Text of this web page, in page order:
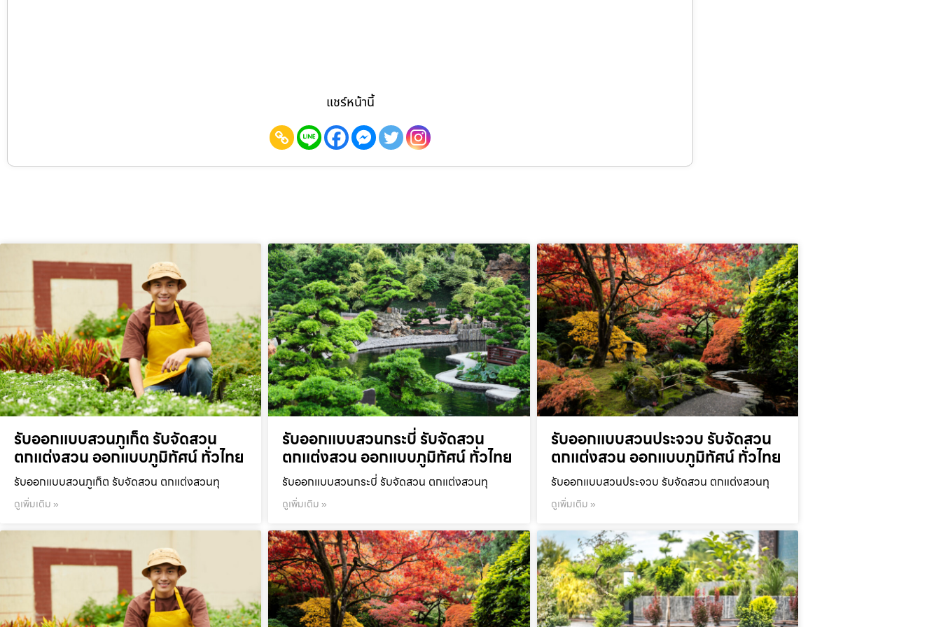
แชร์หน้านี้
รับออกแบบสวนภูเก็ต รับจัดสวน
ตกแต่งสวน ออกแบบภูมิทัศน์ ทั่วไทย
รับออกแบบสวนภูเก็ต รับจัดสวน ตกแต่งสวนทุ
ดูเพิ่มเติม »
รับออกแบบสวนกระบี่ รับจัดสวน
ตกแต่งสวน ออกแบบภูมิทัศน์ ทั่วไทย
รับออกแบบสวนกระบี่ รับจัดสวน ตกแต่งสวนทุ
ดูเพิ่มเติม »
รับออกแบบสวนประจวบ รับจัดสวน
ตกแต่งสวน ออกแบบภูมิทัศน์ ทั่วไทย
รับออกแบบสวนประจวบ รับจัดสวน ตกแต่งสวนทุ
ดูเพิ่มเติม »